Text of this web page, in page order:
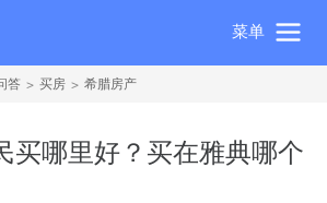
菜单
答 买房 希腊房产
买哪里好？买在雅典哪个